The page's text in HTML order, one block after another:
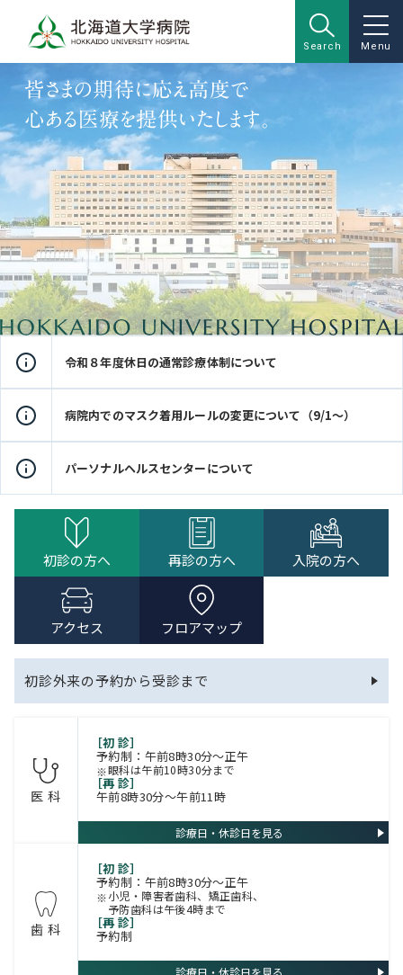
Search Menu
令和８年度休日の通常診療体制について
病院内でのマスク着用ルールの変更について（9/1～）
パーソナルヘルスセンターについて
初診の方へ 再診の方へ 入院の方へ
アクセス フロアマップ
初診外来の予約から受診まで
医 科
［初 診］
予約制：午前8時30分～正午
眼科は午前10時30分まで
［再 診］
午前8時30分～午前11時
診療日・休診日を見る
歯 科
［初 診］
予約制：午前8時30分～正午
小児・障害者歯科、矯正歯科、
予防歯科は午後4時まで
［再 診］
予約制